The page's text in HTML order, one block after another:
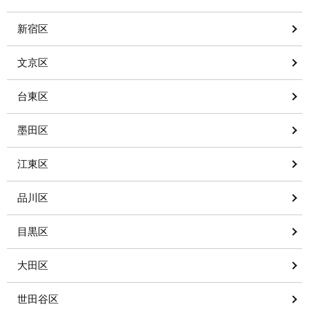
新宿区
文京区
台東区
墨田区
江東区
品川区
目黒区
大田区
世田谷区